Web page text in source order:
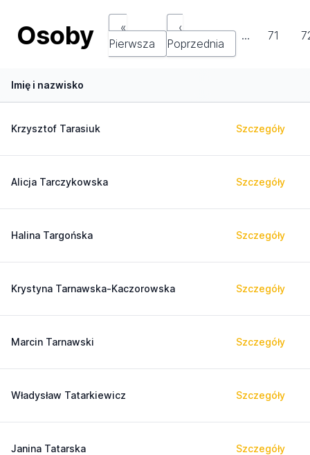
Osoby
«
Pierwsza
‹
Poprzednia
… 71
Imię i nazwisko
Krzysztof Tarasiuk Szczegóły
Alicja Tarczykowska Szczegóły
Halina Targońska Szczegóły
Krystyna Tarnawska-Kaczorowska Szczegóły
Marcin Tarnawski Szczegóły
Władysław Tatarkiewicz Szczegóły
Janina Tatarska Szczegóły